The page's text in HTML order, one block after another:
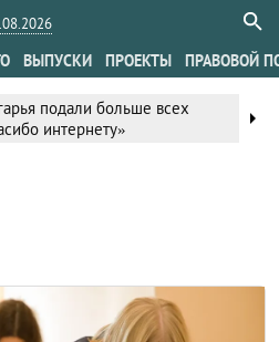
ВЫПУСКИ ПРОЕКТЫ ПРАВОВОЙ
подали больше всех
интернету»
arrow_right